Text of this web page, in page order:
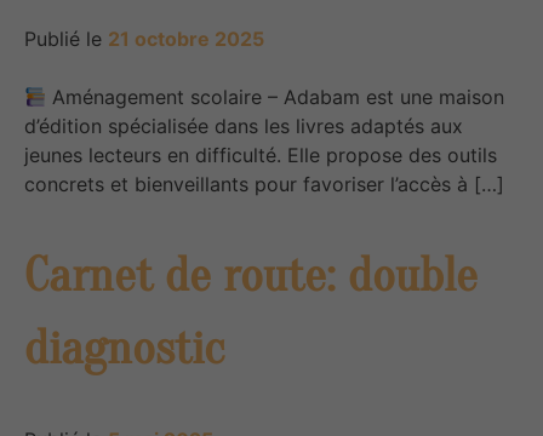
Publié le 21 octobre 2025
Aménagement scolaire – Adabam est une maison
d’édition spécialisée dans les livres adaptés aux
jeunes lecteurs en difficulté. Elle propose des outils
concrets et bienveillants pour favoriser l’accès à […]
Carnet de route: double
diagnostic